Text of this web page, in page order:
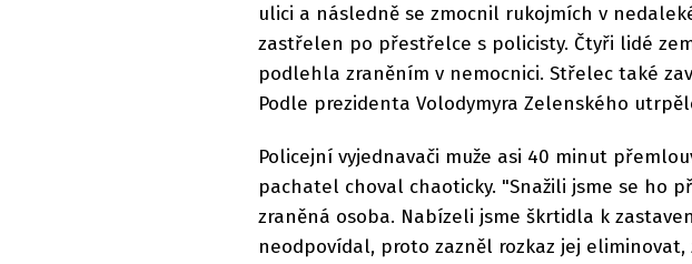
ulici a následně se zmocnil rukojmích v
zastřelen po přestřelce s policisty. Čtyři lidé
podlehla zraněním v nemocnici. Střelec také
Podle prezidenta Volodymyra Zelenského
Policejní vyjednavači muže asi 40 minut
pachatel choval chaoticky. "Snažili jsme se ho
zraněná osoba. Nabízeli jsme škrtidla k
neodpovídal, proto zazněl rozkaz jej eliminovat,